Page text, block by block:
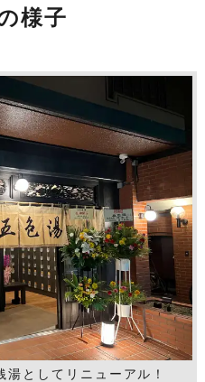
様子
としてリニューアル！